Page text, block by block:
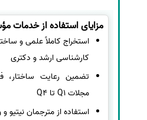
مزایای استفاده از خدمات
استخراج کاملاً علمی و
کارشناسی ارشد و دکتری
تضمین رعایت ساختار،
مجلات Q1 تا Q4
استفاده از مترجمان نیتیو و